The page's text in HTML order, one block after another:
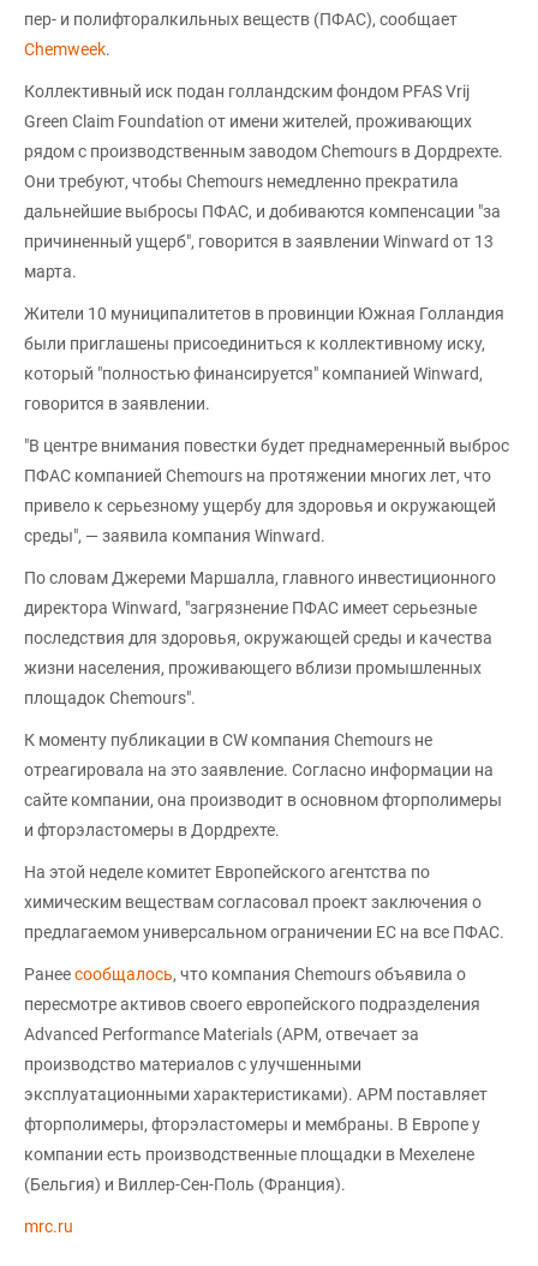
пер- и полифторалкильных веществ (ПФАС), сообщает
Chemweek.
Коллективный иск подан голландским фондом PFAS Vrij
Green Claim Foundation от имени жителей, проживающих
рядом с производственным заводом Chemours в Дордрехте.
Они требуют, чтобы Chemours немедленно прекратила
дальнейшие выбросы ПФАС, и добиваются компенсации "за
причиненный ущерб", говорится в заявлении Winward от 13
марта.
Жители 10 муниципалитетов в провинции Южная Голландия
были приглашены присоединиться к коллективному иску,
который "полностью финансируется" компанией Winward,
говорится в заявлении.
"В центре внимания повестки будет преднамеренный выброс
ПФАС компанией Chemours на протяжении многих лет, что
привело к серьезному ущербу для здоровья и окружающей
среды", — заявила компания Winward.
По словам Джереми Маршалла, главного инвестиционного
директора Winward, "загрязнение ПФАС имеет серьезные
последствия для здоровья, окружающей среды и качества
жизни населения, проживающего вблизи промышленных
площадок Chemours".
К моменту публикации в CW компания Chemours не
отреагировала на это заявление. Согласно информации на
сайте компании, она производит в основном фторполимеры
и фторэластомеры в Дордрехте.
На этой неделе комитет Европейского агентства по
химическим веществам согласовал проект заключения о
предлагаемом универсальном ограничении ЕС на все ПФАС.
Ранеесообщалось, что компания Chemours объявила о
пересмотре активов своего европейского подразделения
Advanced Performance Materials (APM, отвечает за
производство материалов с улучшенными
эксплуатационными характеристиками). APM поставляет
фторполимеры, фторэластомеры и мембраны. В Европе у
компании есть производственные площадки в Мехелене
(Бельгия) и Виллер-Сен-Поль (Франция).
mrc.ru